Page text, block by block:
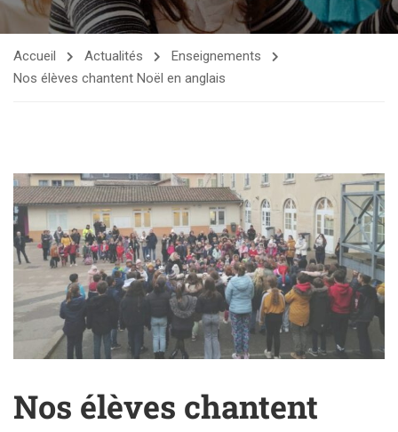
Accueil Actualités
Enseignements
Nos élèves chantent Noël en anglais
Nos élèves chantent